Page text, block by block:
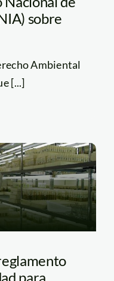
sobre
Ambiental
[...]
para